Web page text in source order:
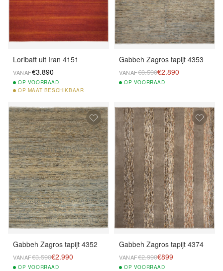
Loribaft uit Iran 4151
VANAF€3.890
OP VOORRAAD
OP MAAT BESCHIKBAAR
Gabbeh Zagros tapijt 4353
VANAF€3.590€2.890
OP VOORRAAD
Gabbeh Zagros tapijt 4352
VANAF€3.590€2.990
OP VOORRAAD
Gabbeh Zagros tapijt 4374
VANAF€2.990€899
OP VOORRAAD